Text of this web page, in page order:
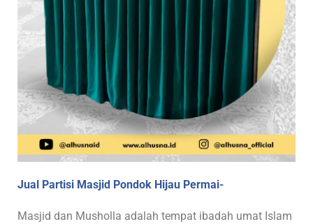
Jual Partisi Masjid Pondok Hijau Permai-
Masjid dan Musholla adalah tempat ibadah umat Islam